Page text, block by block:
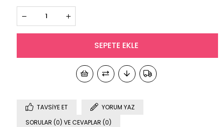
TAVSIYE ET
YORUM YAZ
SORULAR (0) VE CEVAPLAR (0)